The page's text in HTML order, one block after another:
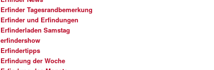
Erfinder Tagesrandbemerkung
Erfinder und Erfindungen
Erfinderladen Samstag
erfindershow
Erfindertipps
Erfindung der Woche